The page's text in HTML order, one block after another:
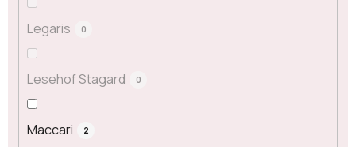
Legaris 0
Lesehof Stagard 0
Maccari 2